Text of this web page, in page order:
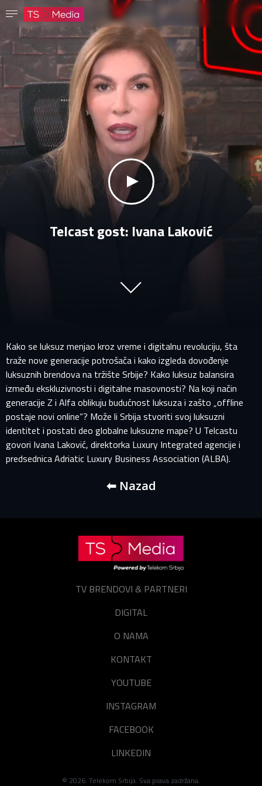
PRIJAVITE SE NA SVOJ PROFIL
EMAIL ADRESA VEĆ POSTOJI
Vaša adresa e-pošte već postoji u našoj bazi podataka.
Molimo prijavite se na svoj nalog.
Zaboravili ste lozinku?
Potvrdi lozinku
Lozinka mora imati najmanje 8 znakova, jedno veliko slovo i jedan broj.
Sačuvaj lozinku
Idi na početnu stranicu
Prijavite se
klikni za zvuk
Telcast gost: Ivana Laković
Kako se luksuz menjao kroz vreme i digitalnu revoluciju, šta
traže nove generacije potrošača i kako izgleda dovođenje
luksuznih brendova na tržište Srbije? Kako luksuz balansira
između ekskluzivnosti i digitalne masovnosti? Na koji način
generacije Z i Alfa oblikuju budućnost luksuza i zašto „offline
postaje novi online“? Može li Srbija stvoriti svoj luksuzni
identitet i postati deo globalne luksuzne mape? U Telcastu
govori Ivana Laković, direktorka Luxury Integrated agencije i
predsednica Adriatic Luxury Business Association (ALBA).
⬅ Nazad
TV BRENDOVI & PARTNERI
DIGITAL
O NAMA
KONTAKT
YOUTUBE
INSTAGRAM
FACEBOOK
LINKEDIN
© 2026. Telekom Srbija. Sva prava zadržana.